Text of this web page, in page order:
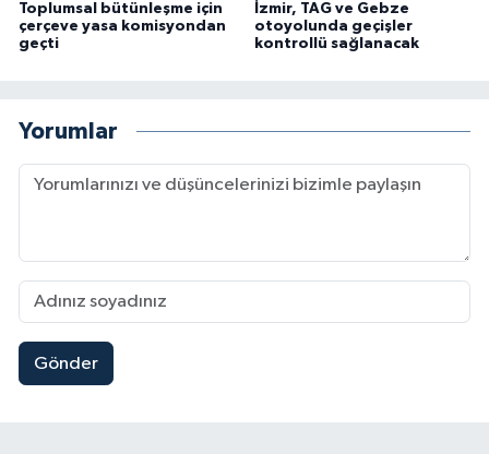
Toplumsal bütünleşme için
çerçeve yasa komisyondan
geçti
İzmir, TAG ve Gebze
otoyolunda geçişler
kontrollü sağlanacak
Yorumlar
Gönder